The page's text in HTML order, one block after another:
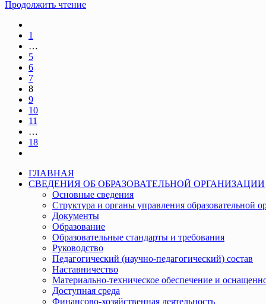
Продолжить чтениеПраздничный концерт, посвященный
to
previous
page
1
…
5
6
7
8
9
10
11
…
18
the
next
page
ГЛАВНАЯ
СВЕДЕНИЯ ОБ ОБРАЗОВАТЕЛЬНОЙ ОРГАНИЗАЦИИ
Основные сведения
Структура и органы управления образовательной
Документы
Образование
Образовательные стандарты и требования
Руководство
Педагогический (научно-педагогический) состав
Наставничество
Материально-техническое обеспечение и
Доступная среда
Финансово-хозяйственная деятельность